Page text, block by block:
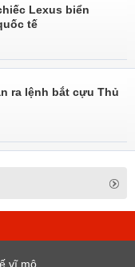
Lexus biển
tế
ra lệnh bắt cựu Thủ
vĩ mô